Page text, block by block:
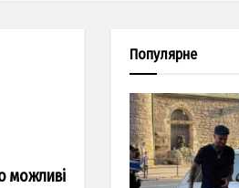
можливі
Популярне